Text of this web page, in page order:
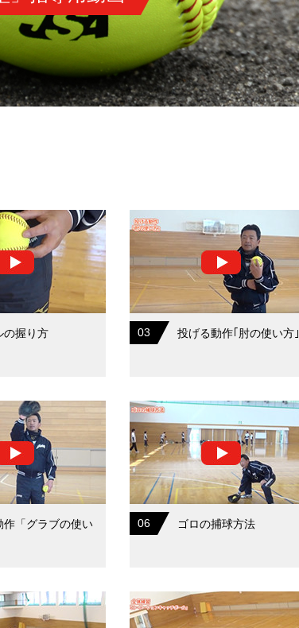
の握り方 03 投げる動作｢肘の使い方｣
作「グラブの使い
06 ゴロの捕球方法